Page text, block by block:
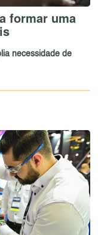
formar uma
necessidade de